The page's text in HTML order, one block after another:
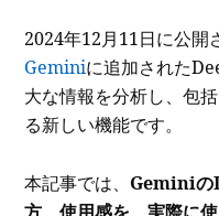
2024年12月11日に公開
Geminiに追加された
大な情報を分析し、包
る新しい機能です。
本記事では、 Geminiの